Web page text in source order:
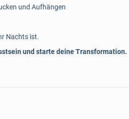
und Aufhängen
Nachts ist.
und starte deine Transformation.